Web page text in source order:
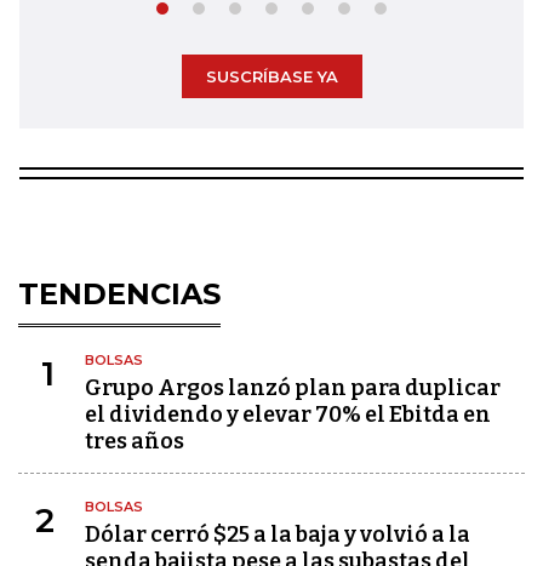
SUSCRÍBASE YA
TENDENCIAS
1 BOLSAS
Grupo Argos lanzó plan para duplicar
el dividendo y elevar 70% el Ebitda en
tres años
2 BOLSAS
Dólar cerró $25 a la baja y volvió a la